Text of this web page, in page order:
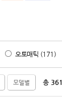
오토매틱 (171)
모델별 총 361